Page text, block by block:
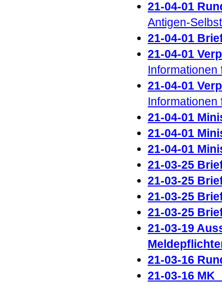
21-04-01
Antigen-
21-04-01
21-04-01
Informationen
21-04-01
Informationen
21-04-01
21-04-01
21-04-01
21-03-25
21-03-25
21-03-25
21-03-25
21-03-19
21-03-16
21-03-16